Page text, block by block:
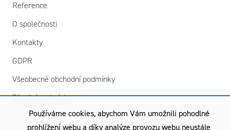
Používáme cookies, abychom Vám umožnili pohodlné
prohlížení webu a díky analýze provozu webu neustále
Reference
O společnosti
Kontakty
GDPR
Všeobecné obchodní podmínky
Záruční podmínky